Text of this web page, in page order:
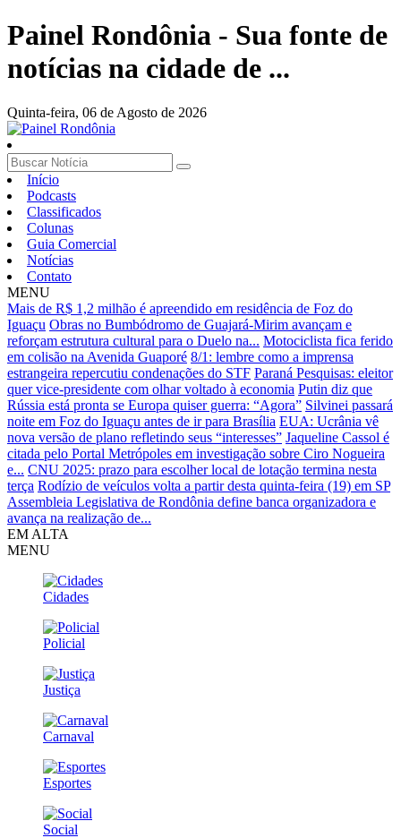
Painel Rondônia - Sua fonte de
notícias na cidade de ...
Quinta-feira, 06 de Agosto de 2026
Início
Podcasts
Classificados
Colunas
Guia Comercial
Notícias
Contato
MENU
Mais de R$ 1,2 milhão é apreendido em residência de Foz do
Iguaçu Obras no Bumbódromo de Guajará-Mirim avançam e
reforçam estrutura cultural para o Duelo na... Motociclista fica ferido
em colisão na Avenida Guaporé 8/1: lembre como a imprensa
estrangeira repercutiu condenações do STF Paraná Pesquisas: eleitor
quer vice-presidente com olhar voltado à economia Putin diz que
Rússia está pronta se Europa quiser guerra: “Agora” Silvinei passará
noite em Foz do Iguaçu antes de ir para Brasília EUA: Ucrânia vê
nova versão de plano refletindo seus “interesses” Jaqueline Cassol é
citada pelo Portal Metrópoles em investigação sobre Ciro Nogueira
e... CNU 2025: prazo para escolher local de lotação termina nesta
terça Rodízio de veículos volta a partir desta quinta-feira (19) em SP
Assembleia Legislativa de Rondônia define banca organizadora e
avança na realização de...
EM ALTA
MENU
Cidades
Policial
Justiça
Carnaval
Esportes
Social